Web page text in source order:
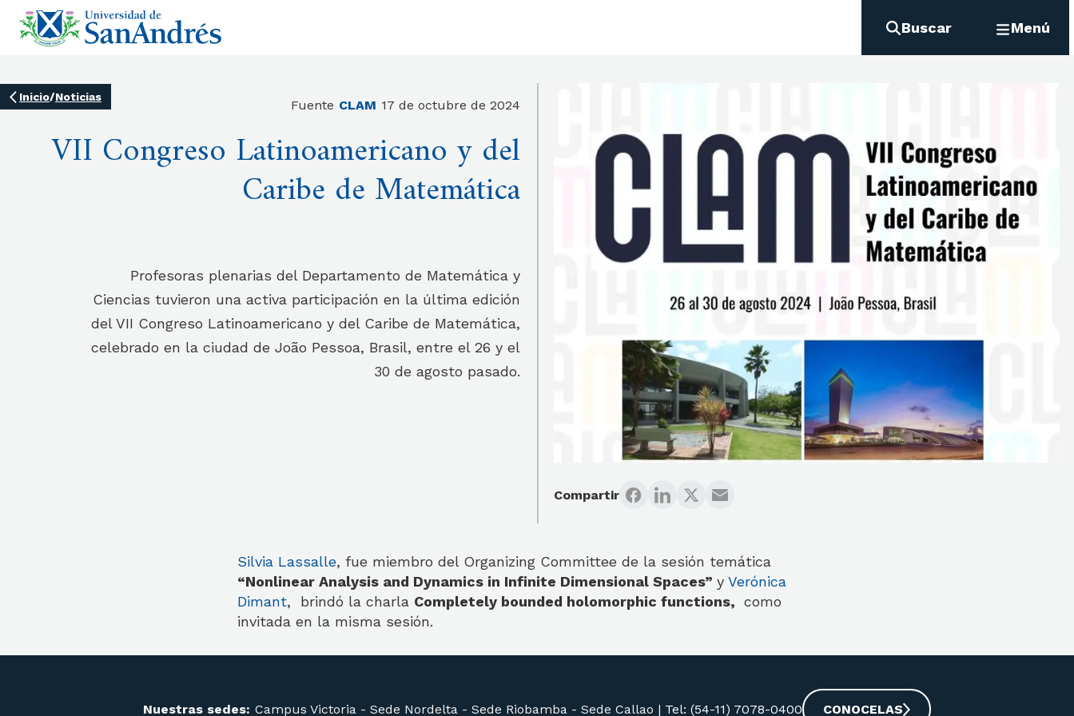
Buscar Menú
Inicio/Noticias
Fuente CLAM 17 de octubre de 2024
VII Congreso Latinoamericano y del
Caribe de Matemática
Profesoras plenarias del Departamento de Matemática y
Ciencias tuvieron una activa participación en la última edición
del VII Congreso Latinoamericano y del Caribe de Matemática,
celebrado en la ciudad de João Pessoa, Brasil, entre el 26 y el
30 de agosto pasado.
Compartir
Silvia Lassalle, fue miembro del Organizing Committee de la sesión temática
“Nonlinear Analysis and Dynamics in Infinite Dimensional Spaces” y Verónica
Dimant, brindó la charla Completely bounded holomorphic functions, como
invitada en la misma sesión.
Nuestras sedes: Campus Victoria - Sede Nordelta - Sede Riobamba - Sede Callao | Tel: (54-11) 7078-0400 CONOCELAS